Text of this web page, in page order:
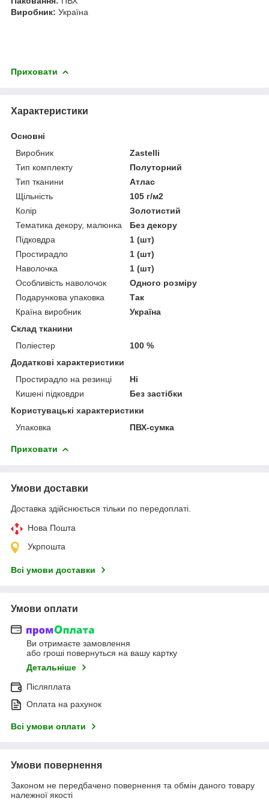
Виробник: Україна
Приховати
Характеристики
Основні
Виробник
Zastelli
Тип комплекту
Полуторний
Тип тканини
Атлас
Щільність
105 г/м2
Колір
Золотистий
Тематика декору, малюнка
Без декору
Підковдра
1 (шт)
Простирадло
1 (шт)
Наволочка
1 (шт)
Особливість наволочок
Одного розміру
Подарункова упаковка
Так
Країна виробник
Україна
Склад тканини
Поліестер
100 %
Додаткові характеристики
Простирадло на резинці
Ні
Кишені підковдри
Без застібки
Користувацькі характеристики
Упаковка
ПВХ-сумка
Приховати
Умови доставки
Доставка здійснюється тільки по передоплаті.
Нова Пошта
Укрпошта
Всі умови доставки
Умови оплати
Ви отримаєте замовлення
або гроші повернуться на вашу картку
Детальніше
Післяплата
Оплата на рахунок
Всі умови оплати
Умови повернення
Законом не передбачено повернення та обмін даного товару
належної якості